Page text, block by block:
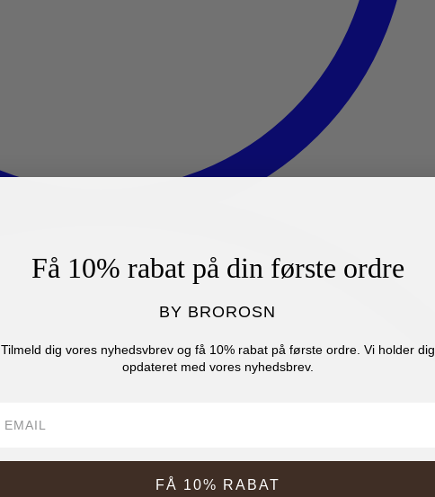
Få 10% rabat på din første ordre
BY BROROSN
Tilmeld dig vores nyhedsvbrev og få 10% rabat på første ordre. Vi holder dig
opdateret med vores nyhedsbrev.
FÅ 10% RABAT